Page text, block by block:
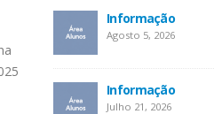
Informação
Agosto 5, 2026
Informação
Julho 21, 2026